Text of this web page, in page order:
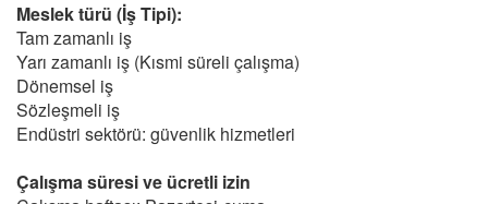
Meslek türü (İş Tipi):
Tam zamanlı iş
Yarı zamanlı iş (Kısmi süreli çalışma)
Dönemsel iş
Sözleşmeli iş
Endüstri sektörü: güvenlik hizmetleri
Çalışma süresi ve ücretli izin